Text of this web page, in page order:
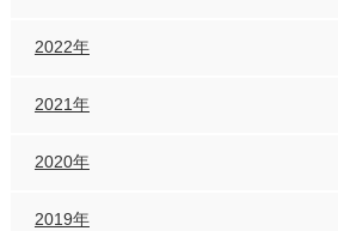
2022年
2021年
2020年
2019年